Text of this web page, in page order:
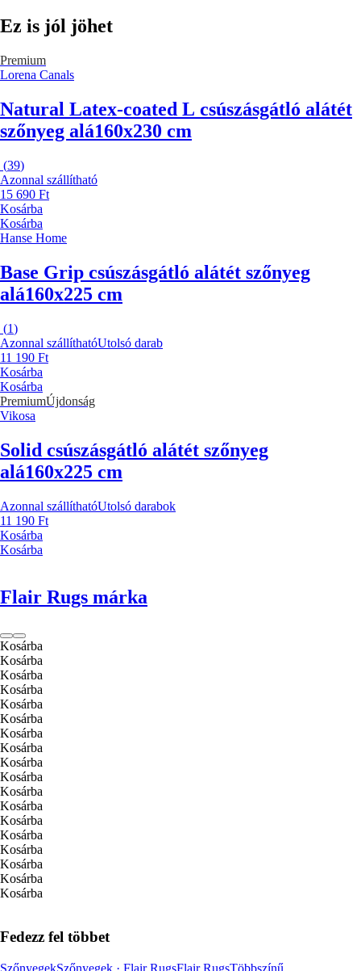
Ez is jól jöhet
Premium
Lorena Canals
Natural Latex-coated L csúszásgátló alátét
szőnyeg alá160x230 cm
(39)
Azonnal szállítható
15 690 Ft
Kosárba
Kosárba
Hanse Home
Base Grip csúszásgátló alátét szőnyeg
alá160x225 cm
(1)
Azonnal szállíthatóUtolsó darab
11 190 Ft
Kosárba
Kosárba
PremiumÚjdonság
Vikosa
Solid csúszásgátló alátét szőnyeg
alá160x225 cm
Azonnal szállíthatóUtolsó darabok
11 190 Ft
Kosárba
Kosárba
Flair Rugs márka
Kosárba
Kosárba
Kosárba
Kosárba
Kosárba
Kosárba
Kosárba
Kosárba
Kosárba
Kosárba
Kosárba
Kosárba
Kosárba
Kosárba
Kosárba
Kosárba
Kosárba
Kosárba
Fedezz fel többet
SzőnyegekSzőnyegek · Flair RugsFlair RugsTöbbszínű